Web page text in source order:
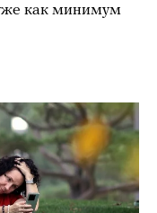
как минимум